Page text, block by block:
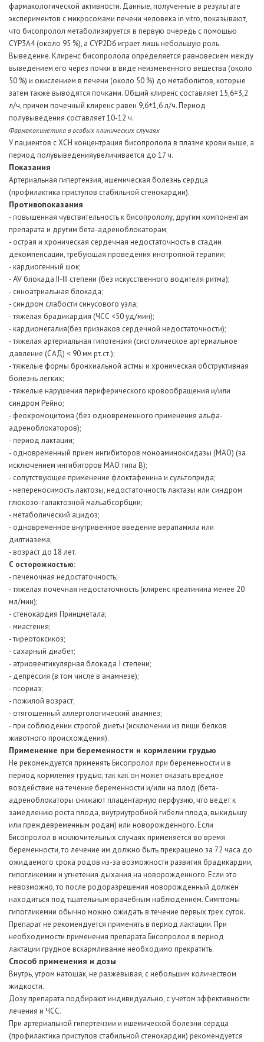
фармакологической активности. Данные, полученные в результате
экспериментов с микросомами печени человека in vitro, показывают,
что бисопролол метаболизируется в первую очередь с помощью
CYP3A4 (около 95 %), a CYP2D6 играет лишь небольшую роль.
Выведение. Клиренс бисопролола определяется равновесием между
выведением его через почки в виде неизмененного вещества (около
50 %) и окислением в печени (около 50 %) до метаболитов, которые
затем также выводятся почками. Общий клиренс составляет 15,6±3,2
л/ч, причем почечный клиренс равен 9,6±1,6 л/ч. Период
полувыведения составляет 10-12 ч.
Фармакокинетика в особых клинических случаях
У пациентов с ХСН концентрация бисопролола в плазме крови выше, а
период полувыведенияувеличивается до 17 ч.
Показания
Артериальная гипертензия, ишемическая болезнь сердца
(профилактика приступов стабильной стенокардии).
Противопоказания
- повышенная чувствительность к бисопрололу, другим компонентам
препарата и другим бета-адреноблокаторам;
- острая и хроническая сердечная недостаточность в стадии
декомпенсации, требующая проведения инотропной терапии;
- кардиогенный шок;
-AVблокада II-III степени (без искусственного водителя ритма);
- синоатриальная блокада;
- синдром слабости синусового узла;
- тяжелая брадикардия (ЧСС <50 уд/мин);
- кардиомегалия(без признаков сердечной недостаточности);
- тяжелая артериальная гипотензия (систолическое артериальное
давление (САД) < 90 мм рт.ст.);
- тяжелые формы бронхиальной астмы и хроническая обструктивная
болезнь легких;
- тяжелые нарушения периферического кровообращения и/или
синдром Рейно;
- феохромоцитома (без одновременного применения альфа-
адреноблокаторов);
- период лактации;
- одновременный прием ингибиторов моноаминоксидазы (МАО) (за
исключением ингибиторов МАО типа В);
- сопутствующее применение флоктафенина и сультоприда;
- непереносимость лактозы, недостаточность лактазы или синдром
глюкозо-галактозной мальабсорбции;
- метаболический ацидоз;
- одновременное внутривенное введение верапамила или
дилтиазема;
- возраст до 18 лет.
С осторожностью:
- печеночная недостаточность;
- тяжелая почечная недостаточность (клиренс креатинина менее 20
мл/мин);
- стенокардия Принцметала;
- миастения;
- тиреотоксикоз;
- сахарный диабет;
- атриовентикулярная блокада I степени;
- депрессия (в том числе в анамнезе);
- псориаз;
- пожилой возраст;
- отягощенный аллергологический анамнез;
- при соблюдении строгой диеты (исключении из пищи белков
животного происхождения).
Применение при беременности и кормлении грудью
Не рекомендуется применять Бисопролол при беременности и в
период кормления грудью, так как он может оказать вредное
воздействие на течение беременности и/или на плод (бета-
адреноблокаторы снижают плацентарную перфузию, что ведет к
замедлению роста плода, внутриутробной гибели плода, выкидышу
или преждевременным родам) или новорожденного. Если
Бисопролол в исключительных случаях применяется во время
беременности, то лечение им должно быть прекращено за 72 часа до
ожидаемого срока родов из-за возможности развития брадикардии,
гипогликемии и угнетения дыхания на новорожденного. Если это
невозможно, то после родоразрешения новорожденный должен
находиться под тщательным врачебным наблюдением. Симптомы
гипогликемии обычно можно ожидать в течение первых трех суток.
Препарат не рекомендуется применять в период лактации. При
необходимости применения препарата Бисопролол в период
лактации грудное вскармливание необходимо прекратить.
Способ применения и дозы
Внутрь, утром натощак, не разжевывая, с небольшим количеством
жидкости.
Дозу препарата подбирают индивидуально, с учетом эффективности
лечения и ЧСС.
При артериальной гипертензии и ишемической болезни сердца
(профилактика приступов стабильной стенокардии) рекомендуется